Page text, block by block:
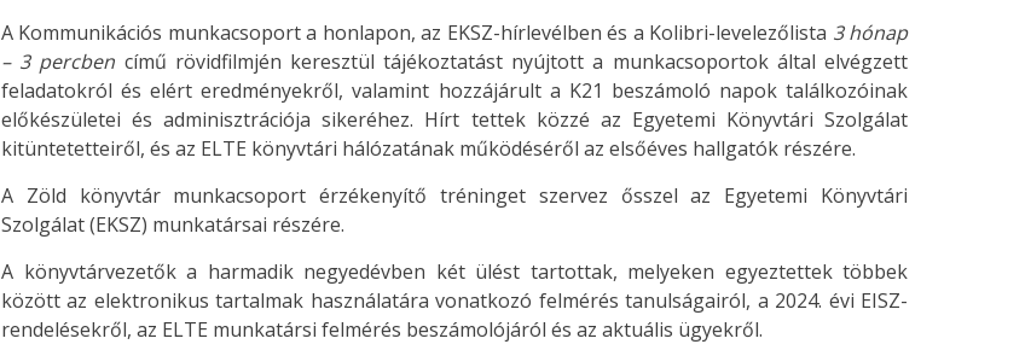
A Kommunikációs munkacsoport a honlapon, az EKSZ-hírlevélben és a Kolibri-levelezőlista 3 hónap
– 3 percben című rövidfilmjén keresztül tájékoztatást nyújtott a munkacsoportok által elvégzett
feladatokról és elért eredményekről, valamint hozzájárult a K21 beszámoló napok találkozóinak
előkészületei és adminisztrációja sikeréhez. Hírt tettek közzé az Egyetemi Könyvtári Szolgálat
kitüntetetteiről, és az ELTE könyvtári hálózatának működéséről az elsőéves hallgatók részére.
A Zöld könyvtár munkacsoport érzékenyítő tréninget szervez ősszel az Egyetemi Könyvtári
Szolgálat (EKSZ) munkatársai részére.
A könyvtárvezetők a harmadik negyedévben két ülést tartottak, melyeken egyeztettek többek
között az elektronikus tartalmak használatára vonatkozó felmérés tanulságairól, a 2024. évi EISZ-
rendelésekről, az ELTE munkatársi felmérés beszámolójáról és az aktuális ügyekről.